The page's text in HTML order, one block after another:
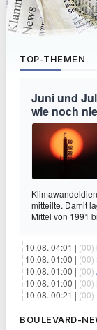
TOP-THEMEN
Juni und
wie noch nie
mitteilte. Damit
Mittel von 1991
10.08. 04:01 | (00)
10.08. 01:00 | (00)
10.08. 01:00 | (00)
10.08. 01:00 | (00)
10.08. 00:21 | (00)
BOULEVARD-